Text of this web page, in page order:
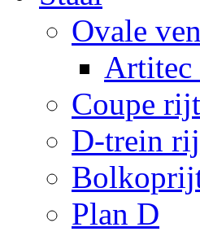
Ovale
Artitec
Coupe
D-trein
Plan D